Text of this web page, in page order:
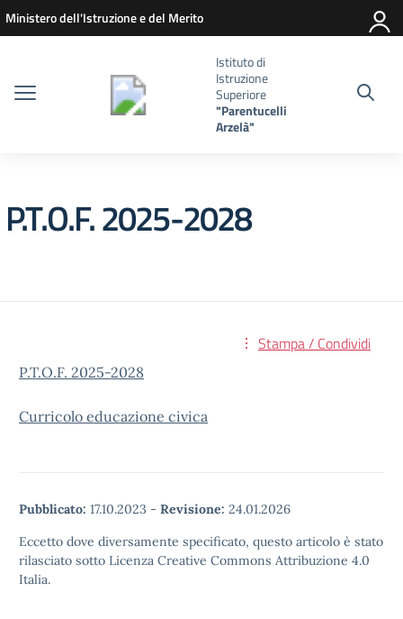
Vai ai contenuti
Vai al menu di navigazione
Vai al footer
Ministero dell'Istruzione e del Merito
Istituto di
Istruzione
Superiore
"Parentucelli
Arzelà"
P.T.O.F. 2025-2028
Stampa / Condividi
P.T.O.F. 2025-2028
Curricolo educazione civica
Pubblicato: 17.10.2023 - Revisione: 24.01.2026
Eccetto dove diversamente specificato, questo articolo è stato
rilasciato sotto Licenza Creative Commons Attribuzione 4.0
Italia.